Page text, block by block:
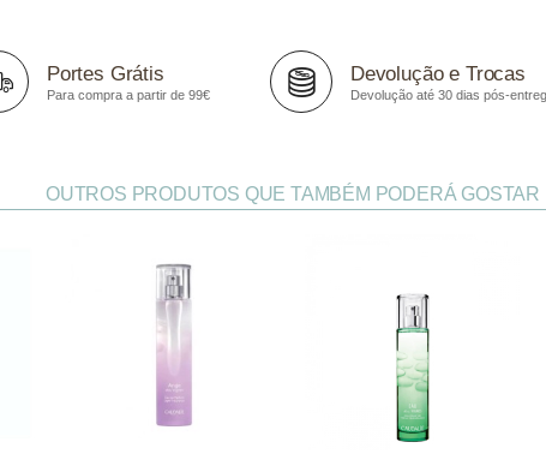
Portes Grátis
Para compra a partir de 99€
Devolução e Trocas
Devolução até 30 dias pós-
OUTROS PRODUTOS QUE TAMBÉM PODERÁ GOSTAR